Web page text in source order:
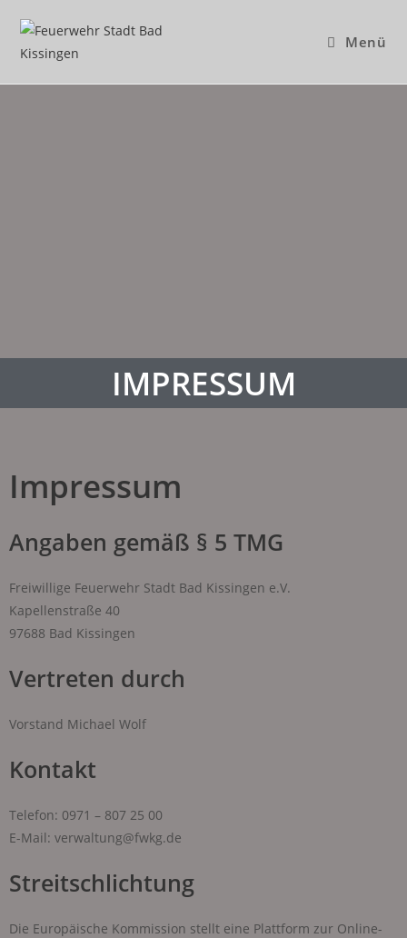
Menü
IMPRESSUM
Impressum
Angaben gemäß § 5 TMG
Freiwillige Feuerwehr Stadt Bad Kissingen e.V.
Kapellenstraße 40
97688 Bad Kissingen
Vertreten durch
Vorstand Michael Wolf
Kontakt
Telefon: 0971 – 807 25 00
E-Mail: verwaltung@fwkg.de
Streitschlichtung
Die Europäische Kommission stellt eine Plattform zur Online-